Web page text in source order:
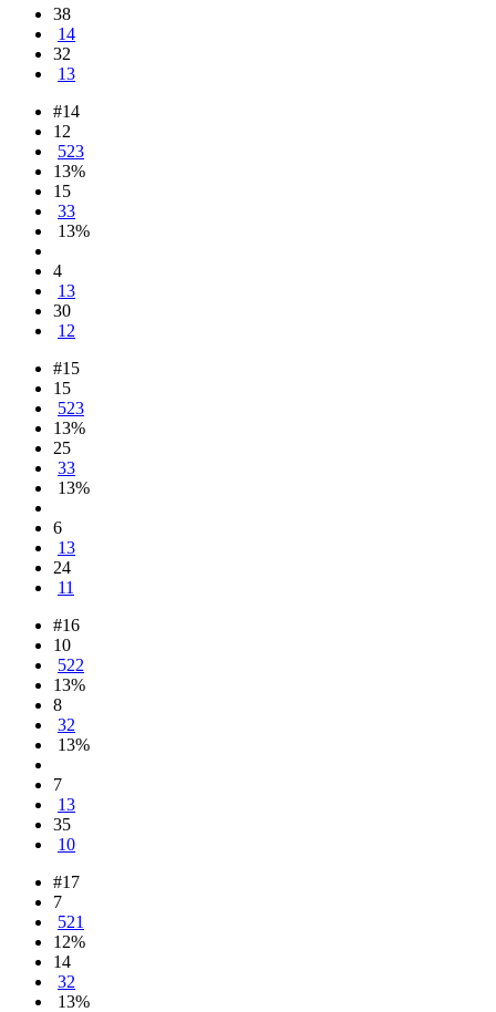
38
14
32
13
#14
12
523
13%
15
33
13%
4
13
30
12
#15
15
523
13%
25
33
13%
6
13
24
11
#16
10
522
13%
8
32
13%
7
13
35
10
#17
7
521
12%
14
32
13%